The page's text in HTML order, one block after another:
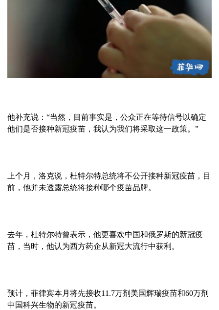
他补充说：“当然，目前事实是，公众正在等待信号以确定
他们是否接种新冠疫苗，我认为我们将采取这一政策。”
上个月，洛克说，杜特尔特总统将不公开接种新冠疫苗，目
前，他并未透露总统将接种哪个疫苗品牌。
去年，杜特尔特曾表示，他更喜欢中国和俄罗斯的新冠疫
苗，当时，他认为西方药企从新冠大流行中获利。
预计，菲律宾本月将先接收11.7万剂美国辉瑞疫苗和60万剂
中国科兴生物的新冠疫苗。